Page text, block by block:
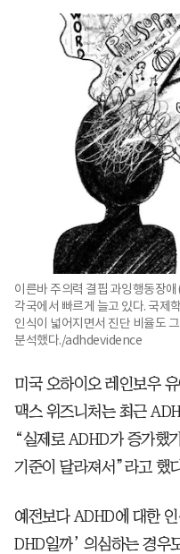
이른바 주의력 결핍 과잉행동장
각국에서 빠르게 늘고 있다. 국제
인식이 넓어지면서 진단 비율도
분석했다./adhdevidence
미국 오하이오 레인보우
맥스 위즈니처는 최근
“실제로 ADHD가 증가했
기준이 달라져서”라고 했
예전보다 ADHD에 대한
DHD일까’ 의심하는 경우